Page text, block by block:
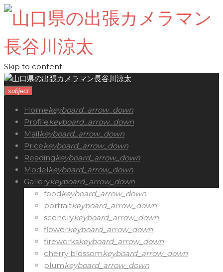
Skip to content
subject
Homekeyboard_arrow_down
Profilekeyboard_arrow_down
Mailkeyboard_arrow_down
Pricekeyboard_arrow_down
Readingkeyboard_arrow_down
Modelkeyboard_arrow_down
Gallerykeyboard_arrow_down
foodkeyboard_arrow_down
portraitkeyboard_arrow_down
scenerykeyboard_arrow_down
flowerkeyboard_arrow_down
fireworkskeyboard_arrow_down
cherry blossomkeyboard_arrow_down
plumkeyboard_arrow_down